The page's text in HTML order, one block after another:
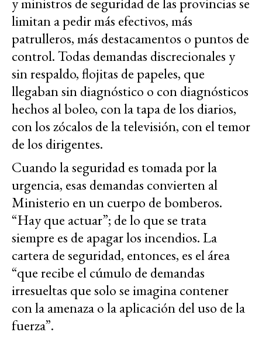
limitan a pedir más efectivos, más
patrulleros, más destacamentos o puntos de
control. Todas demandas discrecionales y
sin respaldo, flojitas de papeles, que
llegaban sin diagnóstico o con diagnósticos
hechos al boleo, con la tapa de los diarios,
con los zócalos de la televisión, con el temor
de los dirigentes.
Cuando la seguridad es tomada por la
urgencia, esas demandas convierten al
Ministerio en un cuerpo de bomberos.
“Hay que actuar”; de lo que se trata
siempre es de apagar los incendios. La
cartera de seguridad, entonces, es el área
“que recibe el cúmulo de demandas
irresueltas que solo se imagina contener
con la amenaza o la aplicación del uso de la
fuerza”.